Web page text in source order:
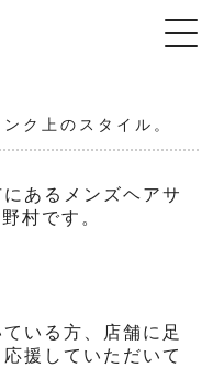
ク上のスタイル。
あるメンズヘアサ
村です。
いる方、店舗に足
援していただいて